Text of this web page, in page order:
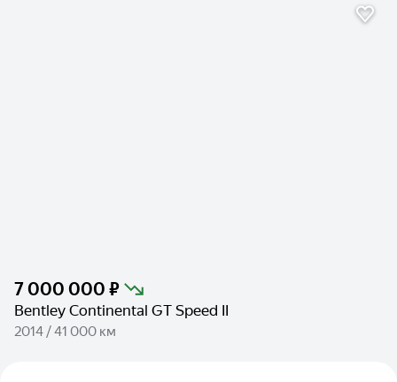
7 000 000 ₽
Bentley Continental GT Speed II
2014 / 41 000 км